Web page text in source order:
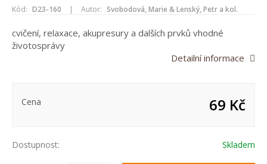
Kód: D23-160 | Autor: Svobodová, Marie & Lenský, Petr a kol.
cvičení, relaxace, akupresury a dalších prvků vhodné
životosprávy
Detailní informace
Cena 69 Kč
Dostupnost: Skladem